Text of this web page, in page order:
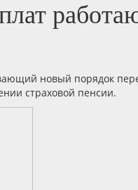
новый порядок
страховой пенсии.